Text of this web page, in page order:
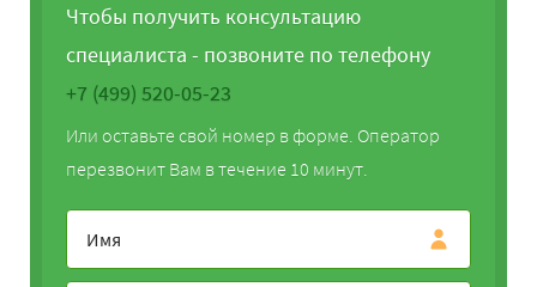
Чтобы получить консультацию
специалиста - позвоните по телефону
+7 (499) 520-05-23
Или оставьте свой номер в форме. Оператор
перезвонит Вам в течение 10 минут.